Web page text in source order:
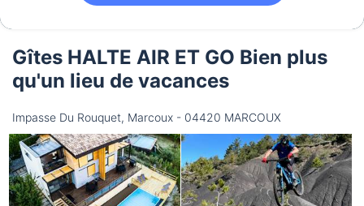
Gîtes HALTE AIR ET GO Bien plus
qu'un lieu de vacances
Impasse Du Rouquet, Marcoux - 04420 MARCOUX